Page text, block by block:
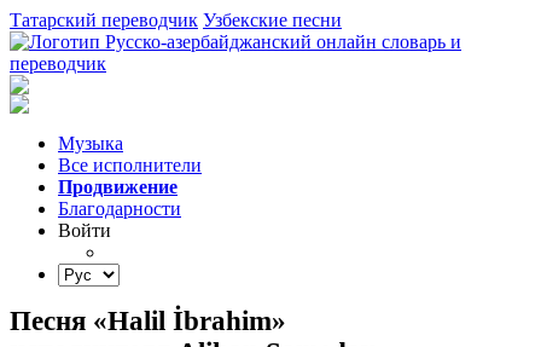
Татарский переводчик Узбекские песни
Музыка
Все исполнители
Продвижение
Благодарности
Войти
Песня «Halil İbrahim»